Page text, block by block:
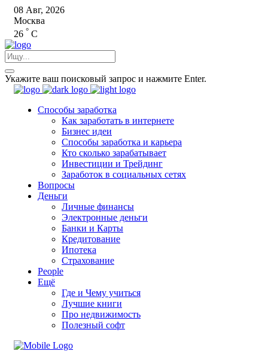
08 Авг, 2026
Москва
26 ° C
Укажите ваш поисковый запрос и нажмите Enter.
Способы заработка
Как заработать в интернете
Бизнес идеи
Способы заработка и карьера
Кто сколько зарабатывает
Инвестиции и Трейдинг
Заработок в социальных сетях
Вопросы
Деньги
Личные финансы
Электронные деньги
Банки и Карты
Кредитование
Ипотека
Страхование
People
Ещё
Где и Чему учиться
Лучшие книги
Про недвижимость
Полезный софт